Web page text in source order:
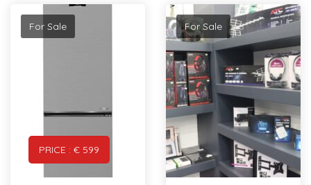
PRICE : € 599
For Sale For Sale